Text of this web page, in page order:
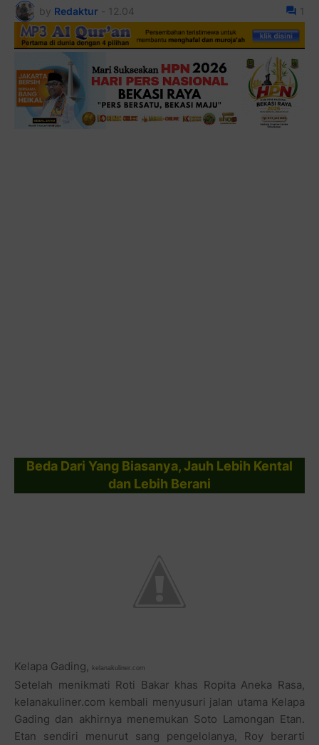
by Redaktur - 12.04 1
Beda Dari Yang Biasanya, Jauh Lebih Kental
dan Lebih Berani
Kelapa Gading, kelanakuliner.com
Setelah menikmati Roti Bakar khas Ropita Aneka Rasa,
kelanakuliner.com kembali menyusuri jalan utama Kelapa
Gading dan akhirnya menemukan Soto Lamongan Etan.
Etan sendiri menurut sang pengelolanya, Roy berarti